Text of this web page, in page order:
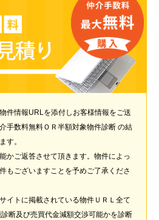
件情報URLを添付しお客様情報をご送
手数料無料ＯＲ半額対象物件診断 の結
す。
かご返答させて頂きます。物件によっ
もございますことを予めご了承くださ
イトに掲載されている物件ＵＲＬ全て
断及び売買代金減額交渉可能かを診断